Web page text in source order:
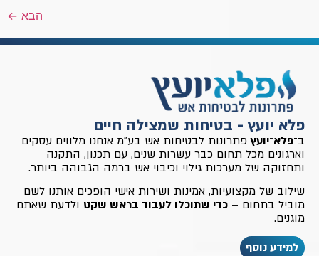
הבא ←
פלא יועץ - בטיחות שמצילה חיים
ב־פלא־יועץפתרונות לבטיחות אש בע״מ אנחנו מלווים עסקים
וארגונים מכל תחום כבר עשרות שנים, עם תכנון, התקנה
ותחזוקה של מערכות גילוי וכיבוי אש ברמה הגבוהה ביותר.
שילוב של מקצועיות, אמינות ושירות אישי הופכים אותנו לשם
מוביל בתחום – כדי שתוכלו לעבוד בראש שקט ולדעת שאתם
מוגנים.
למידע נוסף